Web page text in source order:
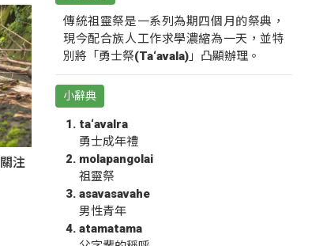
注
傳統祖靈祭是一系列為期四個月的祭典，
現今配合族人工作求學濃縮為一天，並特
別將「勇士祭(Ta‘avala)」凸顯辦理。
小辭典
ta‘avalra
勇士成年禮
molapangolai
祖靈祭
asavasavahe
男性青年
atamatama